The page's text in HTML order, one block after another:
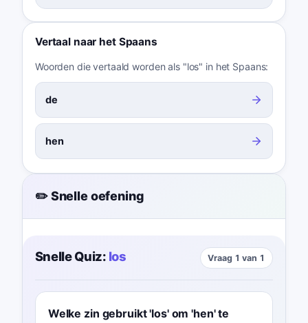
Vertaal naar het Spaans
Woorden die vertaald worden als "los" in het Spaans:
de
hen
✏️ Snelle oefening
Snelle Quiz: los Vraag 1 van 1
Welke zin gebruikt 'los' om 'hen' te